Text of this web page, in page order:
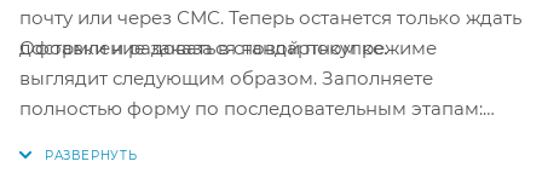
почту или через СМС. Теперь останется только ждать
доставки и радоваться новой покупке.
Оформление заказа в стандартном режиме
выглядит следующим образом. Заполняете
полностью форму по последовательным этапам: